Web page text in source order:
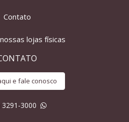
Contato
lojas físicas
e fale conosco
3291-3000